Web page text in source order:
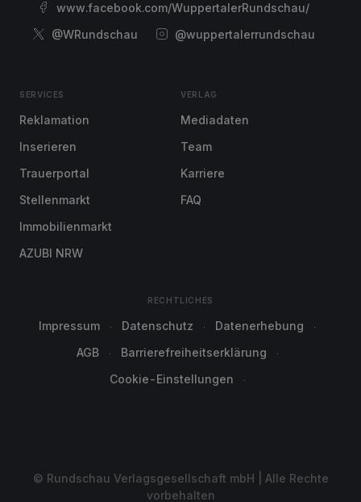
www.facebook.com/WuppertalerRundschau/
@WRundschau
@wuppertalerrundschau
SERVICES
Reklamation
Inserieren
Trauerportal
Stellenmarkt
Immobilienmarkt
AZUBI NRW
VERLAG
Mediadaten
Team
Karriere
FAQ
RECHTLICHES
Impressum Datenschutz
Datenerhebung
AGB
Barrierefreiheitserklärung
Cookie-Einstellungen
© Rundschau Verlagsgesellschaft mbH | Alle Rechte
vorbehalten